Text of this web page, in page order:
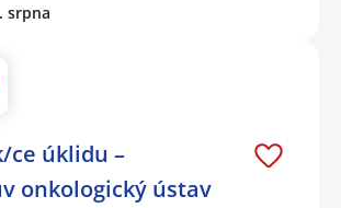
srpna
ce úklidu –
onkologický ústav